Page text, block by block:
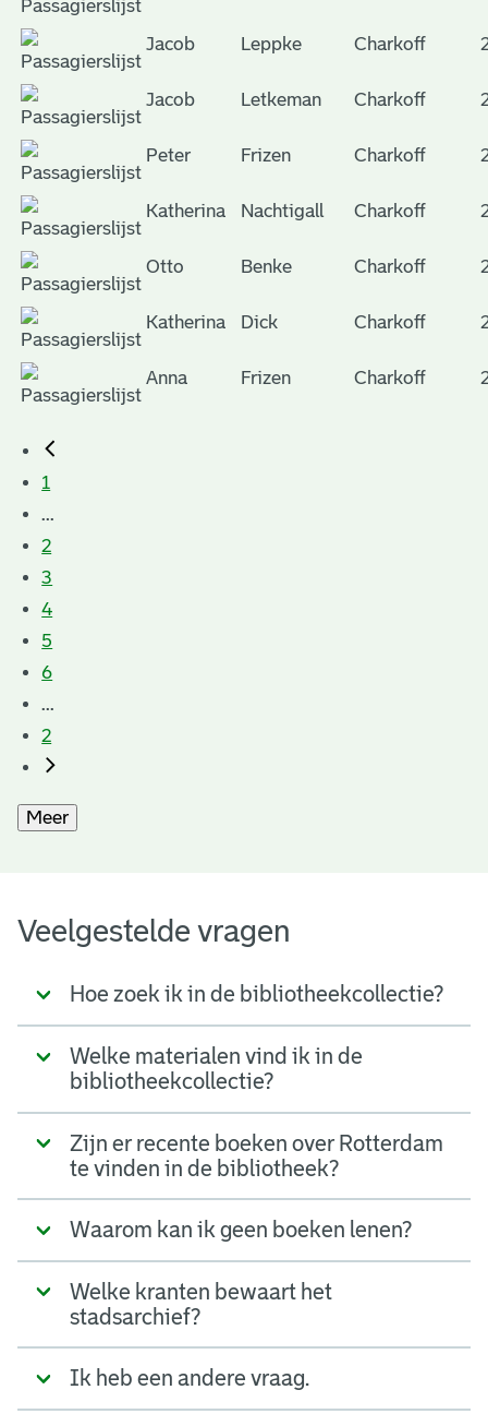
Jacob Leppke Charkoff
Jacob Letkeman Charkoff
Peter Frizen Charkoff
Katherina Nachtigall Charkoff
Otto Benke Charkoff
Katherina Dick Charkoff
Anna Frizen Charkoff
1
...
2
3
4
5
6
...
2
Meer
Veelgestelde vragen
Hoe zoek ik in de bibliotheekcollectie?
Welke materialen vind ik in de
bibliotheekcollectie?
Zijn er recente boeken over Rotterdam
te vinden in de bibliotheek?
Waarom kan ik geen boeken lenen?
Welke kranten bewaart het
stadsarchief?
Ik heb een andere vraag.